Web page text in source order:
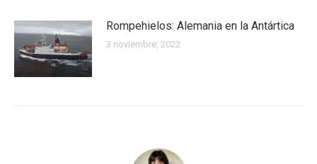
Rompehielos: Alemania en la Antártica
3 noviembre, 2022